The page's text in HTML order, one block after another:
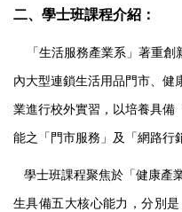
二、學士班課程介紹：
「生活服務產業系」著重
內大型連鎖生活用品門市、健
業進行校外實習，以培養具備
能之「門市服務」及「網路行
學士班課程聚焦於「健康產
生具備五大核心能力，分別